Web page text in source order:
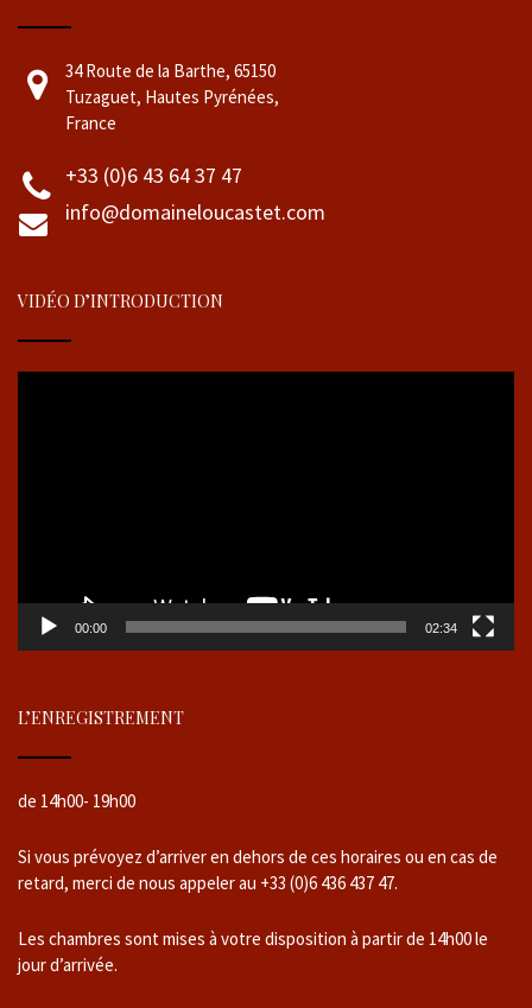
34 Route de la Barthe, 65150
Tuzaguet, Hautes Pyrénées,
France
+33 (0)6 43 64 37 47
info@domaineloucastet.com
VIDÉO D’INTRODUCTION
00:00 02:34
L’ENREGISTREMENT
de 14h00- 19h00
Si vous prévoyez d’arriver en dehors de ces horaires ou en cas de
retard, merci de nous appeler au +33 (0)6 436 437 47.
Les chambres sont mises à votre disposition à partir de 14h00 le
jour d’arrivée.